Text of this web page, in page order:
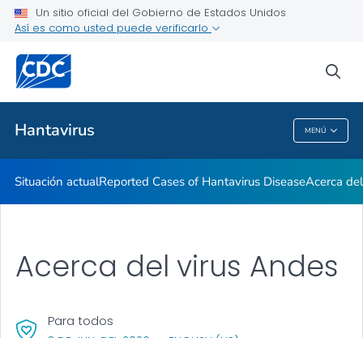
Un sitio oficial del Gobierno de Estados Unidos
Así es como usted puede verificarlo
Hantavirus MENÚ
Salud pública
Hantavirus
Situación actualReported Cases of Hantavirus DiseaseAcerca
Acerca del virus Andes
Para todos